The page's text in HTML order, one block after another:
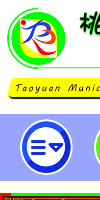
「115年度桃
請說明會-桃園